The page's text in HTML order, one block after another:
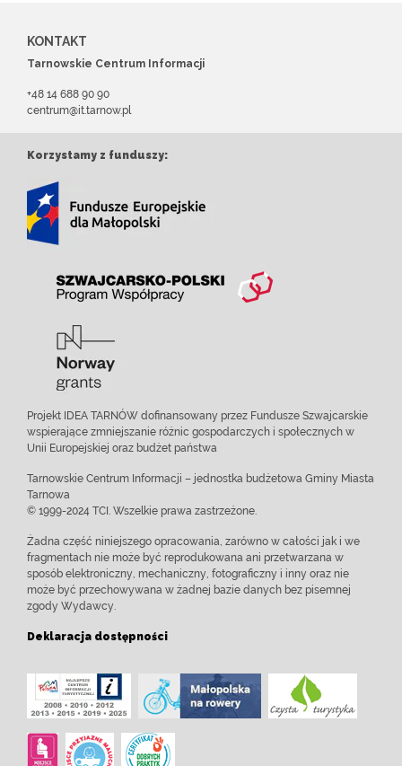
KONTAKT
Tarnowskie Centrum Informacji
+48 14 688 90 90
centrum@it.tarnow.pl
Korzystamy z funduszy:
Projekt IDEA TARNÓW dofinansowany przez Fundusze Szwajcarskie
wspierające zmniejszanie różnic gospodarczych i społecznych w
Unii Europejskiej oraz budżet państwa
Tarnowskie Centrum Informacji – jednostka budżetowa Gminy Miasta
Tarnowa
© 1999-2024 TCI. Wszelkie prawa zastrzeżone.
Żadna część niniejszego opracowania, zarówno w całości jak i we
fragmentach nie może być reprodukowana ani przetwarzana w
sposób elektroniczny, mechaniczny, fotograficzny i inny oraz nie
może być przechowywana w żadnej bazie danych bez pisemnej
zgody Wydawcy.
Deklaracja dostępności